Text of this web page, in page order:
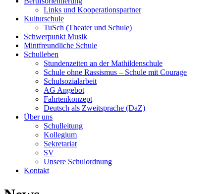
Links und Kooperationspartner
Kulturschule
TuSch (Theater und Schule)
Schwerpunkt Musik
Mintfreundliche Schule
Schulleben
Stundenzeiten an der Mathildenschule
Schule ohne Rassismus – Schule mit Courage
Schulsozialarbeit
AG Angebot
Fahrtenkonzept
Deutsch als Zweitsprache (DaZ)
Über uns
Schulleitung
Kollegium
Sekretariat
SV
Unsere Schulordnung
Kontakt